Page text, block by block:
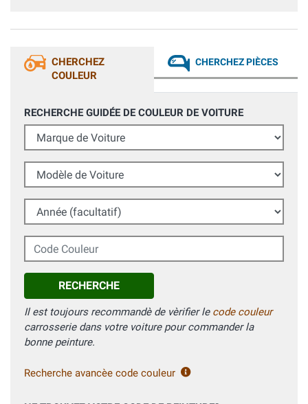
CHERCHEZ
COULEUR
CHERCHEZ PIÈCES
RECHERCHE GUIDÉE DE COULEUR DE VOITURE
Marque de Voiture
Modèle de Voiture
Année (facultatif)
Code Couleur
RECHERCHE
Il est toujours recommandè de vèrifier le code couleur
carrosserie dans votre voiture pour commander la
bonne peinture.
Recherche avancèe code couleur